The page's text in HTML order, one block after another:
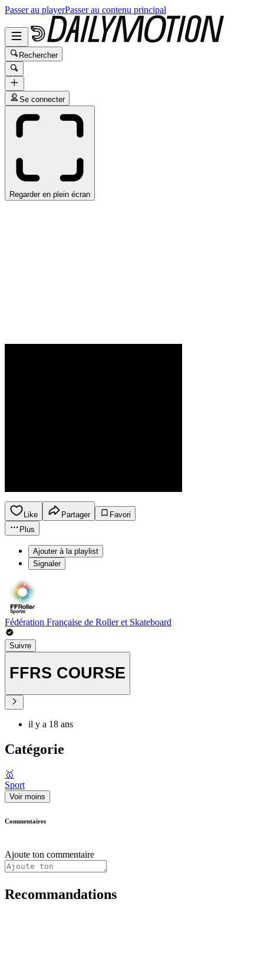
Passer au playerPasser au contenu principal
Rechercher
Se connecter
Regarder en plein écran
Like Partager
Favori
Plus
Ajouter à la playlist
Signaler
Fédération Française de Roller et Skateboard
Suivre
FFRS COURSE
il y a 18 ans
Catégorie
🥇
Sport
Voir moins
Commentaires
Ajoute ton commentaire
Recommandations